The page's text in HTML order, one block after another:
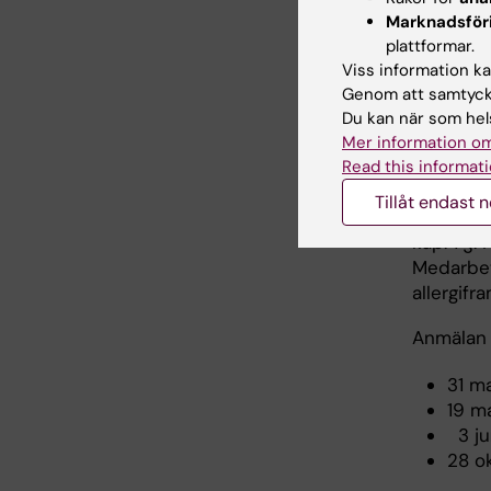
och
arbetar
kap. 7§.
31
19
3
28
plattformar.
Viss information
Genom att
Du kan när som
Mer information
Read this
Tillåt endast